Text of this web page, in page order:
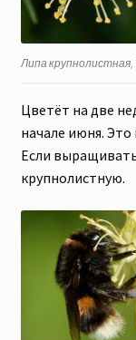
Липа крупнолистная,
Цветёт на две
начале июня.
Если
крупнолистную.